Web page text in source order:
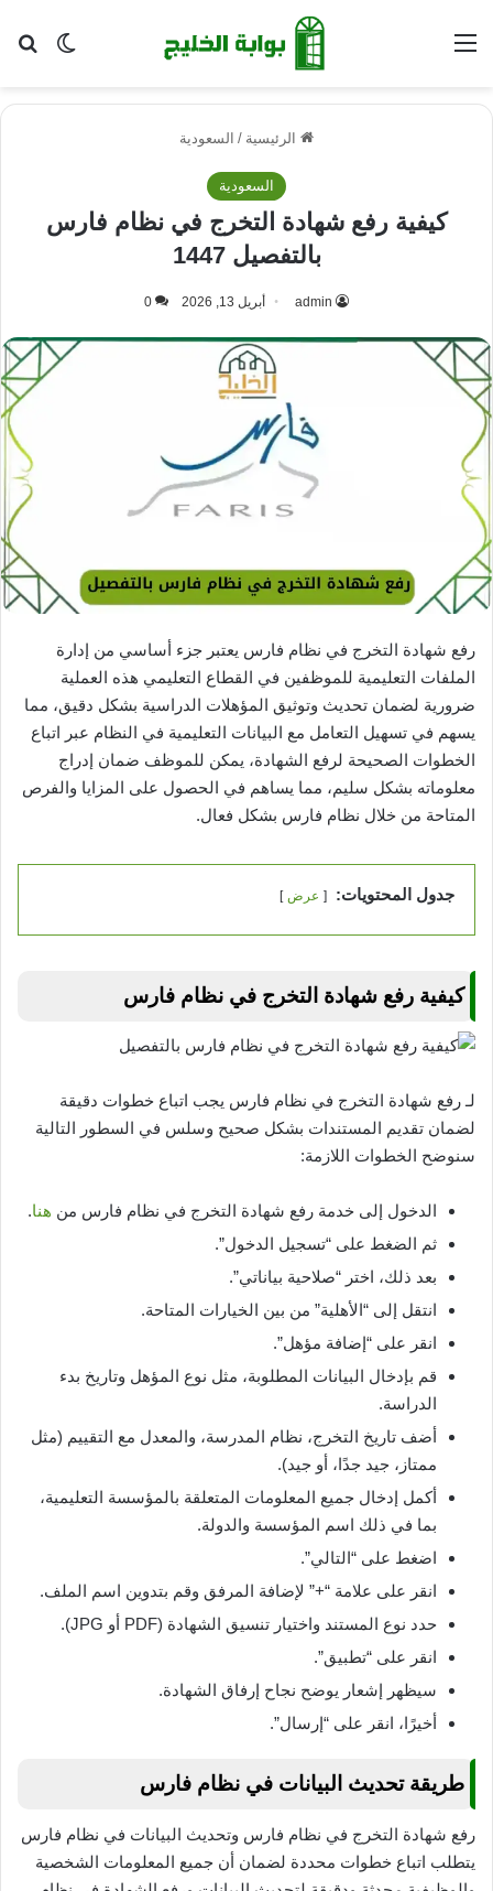
الوضع القائمة
الرئيسية / السعودية
السعودية
كيفية رفع شهادة التخرج في نظام فارس
بالتفصيل 1447
admin أبريل 13, 2026 0
رفع شهادة التخرج في نظام فارس يعتبر جزء أساسي من إدارة
الملفات التعليمية للموظفين في القطاع التعليمي هذه العملية
ضرورية لضمان تحديث وتوثيق المؤهلات الدراسية بشكل دقيق، مما
يسهم في تسهيل التعامل مع البيانات التعليمية في النظام عبر اتباع
الخطوات الصحيحة لرفع الشهادة، يمكن للموظف ضمان إدراج
معلوماته بشكل سليم، مما يساهم في الحصول على المزايا والفرص
المتاحة من خلال نظام فارس بشكل فعال.
جدول المحتويات: عرض
كيفية رفع شهادة التخرج في نظام فارس
لـ رفع شهادة التخرج في نظام فارس يجب اتباع خطوات دقيقة
لضمان تقديم المستندات بشكل صحيح وسلس في السطور التالية
سنوضح الخطوات اللازمة:
الدخول إلى خدمة رفع شهادة التخرج في نظام فارس من هنا.
ثم الضغط على “تسجيل الدخول”.
بعد ذلك، اختر “صلاحية بياناتي”.
انتقل إلى “الأهلية” من بين الخيارات المتاحة.
انقر على “إضافة مؤهل”.
قم بإدخال البيانات المطلوبة، مثل نوع المؤهل وتاريخ بدء
الدراسة.
أضف تاريخ التخرج، نظام المدرسة، والمعدل مع التقييم (مثل
ممتاز، جيد جدًا، أو جيد).
أكمل إدخال جميع المعلومات المتعلقة بالمؤسسة التعليمية،
بما في ذلك اسم المؤسسة والدولة.
اضغط على “التالي”.
انقر على علامة “+” لإضافة المرفق وقم بتدوين اسم الملف.
حدد نوع المستند واختيار تنسيق الشهادة (PDF أو JPG).
انقر على “تطبيق”.
سيظهر إشعار يوضح نجاح إرفاق الشهادة.
أخيرًا، انقر على “إرسال”.
طريقة تحديث البيانات في نظام فارس
رفع شهادة التخرج في نظام فارس وتحديث البيانات في نظام فارس
يتطلب اتباع خطوات محددة لضمان أن جميع المعلومات الشخصية